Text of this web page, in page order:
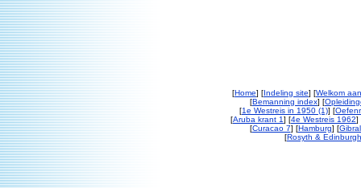
[Home] [Indeling site] [Welkom
[Bemanning index] [
[1e Westreis in 1950 (1)] [
[Aruba krant 1] [4e Westreis 1962]
[Curacao 7] [Hamburg] [
[Rosyth &